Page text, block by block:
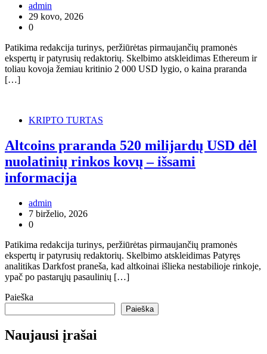
admin
29 kovo, 2026
0
Patikima redakcija turinys, peržiūrėtas pirmaujančių pramonės
ekspertų ir patyrusių redaktorių. Skelbimo atskleidimas Ethereum ir
toliau kovoja žemiau kritinio 2 000 USD lygio, o kaina praranda
[…]
KRIPTO TURTAS
Altcoins praranda 520 milijardų USD dėl
nuolatinių rinkos kovų – išsami
informacija
admin
7 birželio, 2026
0
Patikima redakcija turinys, peržiūrėtas pirmaujančių pramonės
ekspertų ir patyrusių redaktorių. Skelbimo atskleidimas Patyręs
analitikas Darkfost praneša, kad altkoinai išlieka nestabilioje rinkoje,
ypač po pastarųjų pasaulinių […]
Paieška
Paieška
Naujausi įrašai